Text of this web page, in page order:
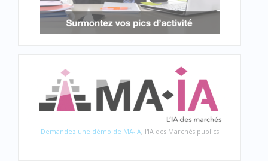
Demandez une démo de MA-IA, l'IA des Marchés publics